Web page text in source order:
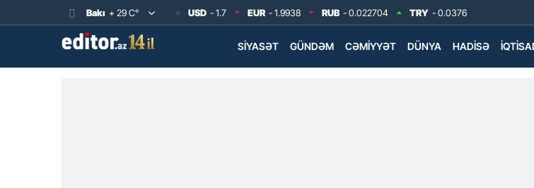
Bakı + 29 C° USD - 1.7 EUR - 1.9938 RUB - 0.022704 TRY - 0.0376
SIYASƏT GÜNDƏM CƏMIYYƏT DÜNYA HADISƏ